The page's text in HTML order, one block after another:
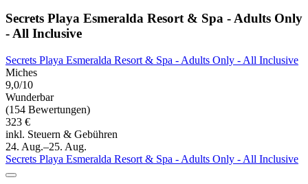
Secrets Playa Esmeralda Resort & Spa - Adults Only
- All Inclusive
Secrets Playa Esmeralda Resort & Spa - Adults Only - All Inclusive
Miches
9,0/10
Wunderbar
(154 Bewertungen)
323 €
inkl. Steuern & Gebühren
24. Aug.–25. Aug.
Secrets Playa Esmeralda Resort & Spa - Adults Only - All Inclusive